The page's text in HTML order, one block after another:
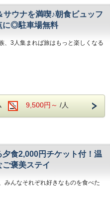
フロントのコミュニケーションボード
ェア等をご用意し、どなたでも快適に
名様でご利用の場合、3台目はソフ
ただきます。
ティングはお客様ご自身でお願いい
田駅まで送迎いたします。＊事前予約
備考欄に記載ください。
コミック・雑誌を片手に挽きたてコー
い「くつろぎ」を見つけてくださ
充実のサービス】
屋でのテレワークもスムーズです。
制）
圏内にコンビニがあり、急なお買い物
ッフェ】
を補給して、清々しい一日のスタート
組みとして、フロントでの筆記用具・
してお過ごしいただける環境を整えて
サウナを満喫♪朝食ビュッフ
に◎駐車場無料
、3人集まれば旅はもっと楽しくなる
イン」や「ハリウッドツイン」で、
限定の特別プランをご用意しまし
ジした「おふろcafeびわこ座」は、
といわれる泉質で、旅の疲れをじんわ
：サウナでリフレッシュした後は、無
を片手に。
ろいだりと、
タイルで「おふろcafe」を満喫でき
9,500円～ /人
夕食2,000円チケット付！温
褒美ステイ
みんなそれぞれ好きなものを食べた